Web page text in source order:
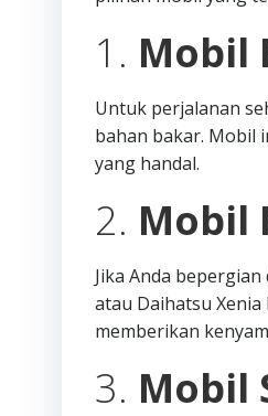
1. Mobil
Untuk perjalanan
bahan bakar. Mobil
yang handal.
2. Mobil
Jika Anda
atau Daihatsu
memberikan
3. Mobil